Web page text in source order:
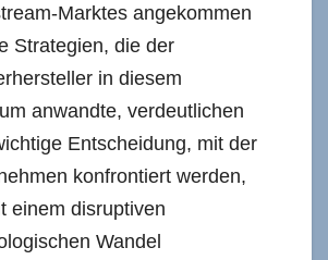
Marktes angekommen
Strategien, die der
in diesem
anwandte, verdeutlichen
Entscheidung, mit der
konfrontiert werden,
einem disruptiven
Wandel